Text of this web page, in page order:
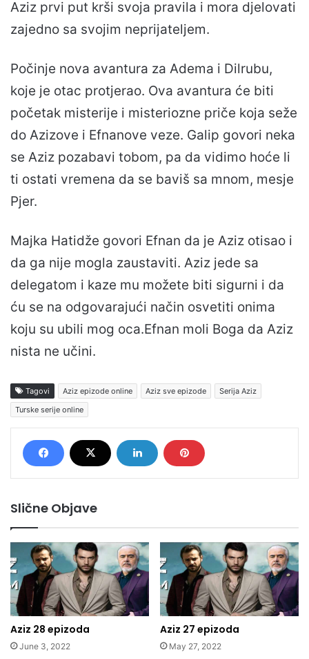
Aziz prvi put krši svoja pravila i mora djelovati
zajedno sa svojim neprijateljem.
Počinje nova avantura za Adema i Dilrubu,
koje je otac protjerao. Ova avantura će biti
početak misterije i misteriozne priče koja seže
do Azizove i Efnanove veze. Galip govori neka
se Aziz pozabavi tobom, pa da vidimo hoće li
ti ostati vremena da se baviš sa mnom, mesje
Pjer.
Majka Hatidže govori Efnan da je Aziz otisao i
da ga nije mogla zaustaviti. Aziz jede sa
delegatom i kaze mu možete biti sigurni i da
ću se na odgovarajući način osvetiti onima
koju su ubili mog oca.Efnan moli Boga da Aziz
nista ne učini.
Tagovi Aziz epizode online Aziz sve epizode
Serija Aziz
Turske serije online
Slične Objave
Aziz 28 epizoda
June 3, 2022
Aziz 27 epizoda
May 27, 2022